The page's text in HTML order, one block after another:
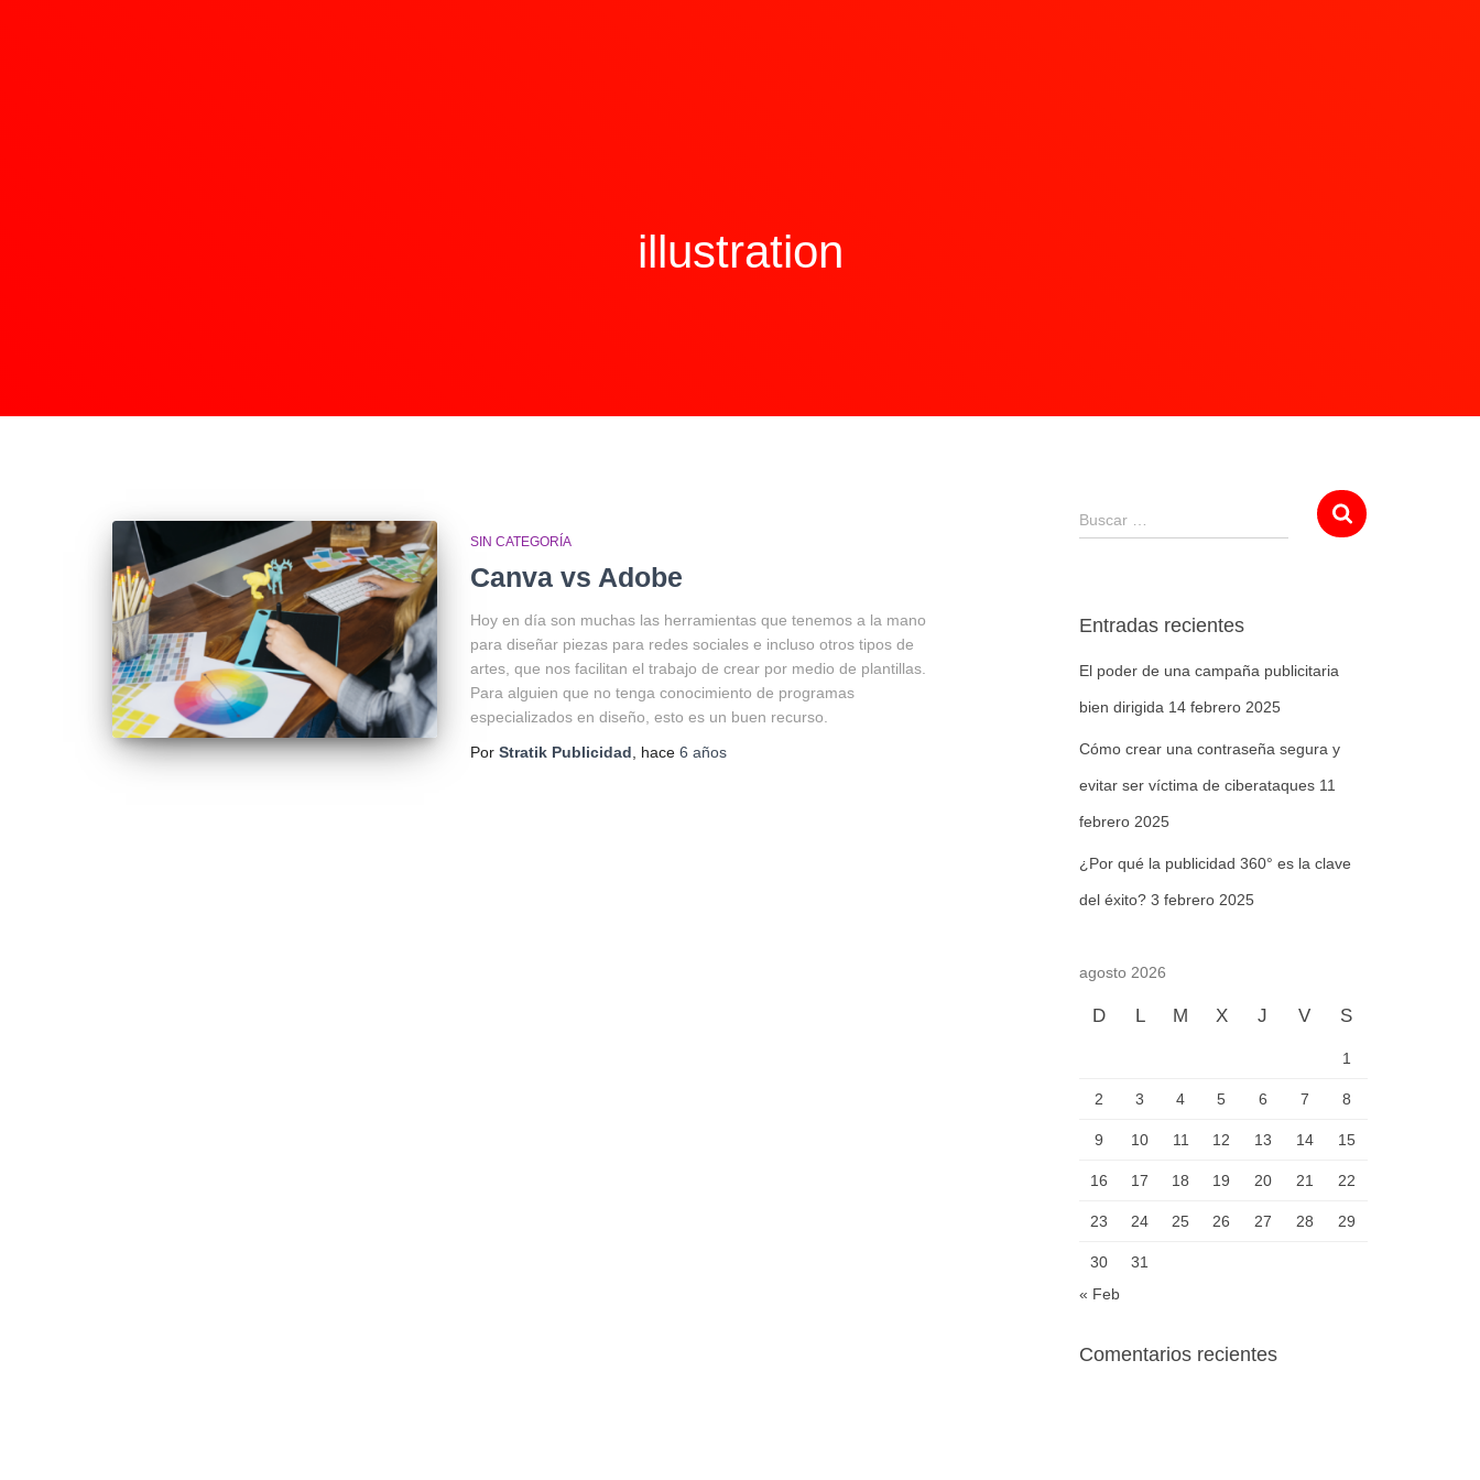
illustration
SIN CATEGORÍA
Canva vs Adobe
Hoy en día son muchas las herramientas que tenemos a la mano
para diseñar piezas para redes sociales e incluso otros tipos de
artes, que nos facilitan el trabajo de crear por medio de plantillas.
Para alguien que no tenga conocimiento de programas
especializados en diseño, esto es un buen recurso.
Por Stratik Publicidad , hace 6 años
Buscar …
Entradas recientes
El poder de una campaña publicitaria
bien dirigida 14 febrero 2025
Cómo crear una contraseña segura y
evitar ser víctima de ciberataques 11
febrero 2025
¿Por qué la publicidad 360° es la clave
del éxito? 3 febrero 2025
agosto 2026
D L M X J V S
1
2 3 4 5 6 7 8
9 10 11 12 13 14 15
16 17 18 19 20 21 22
23 24 25 26 27 28 29
30
31
« Feb
Comentarios recientes